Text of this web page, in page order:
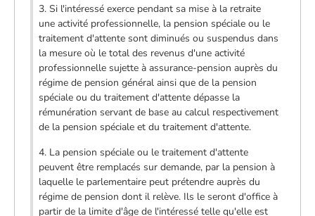
3. Si l'intéressé exerce pendant sa mise à la retraite
une activité professionnelle, la pension spéciale ou le
traitement d'attente sont diminués ou suspendus dans
la mesure où le total des revenus d'une activité
professionnelle sujette à assurance-pension auprès du
régime de pension général ainsi que de la pension
spéciale ou du traitement d'attente dépasse la
rémunération servant de base au calcul respectivement
de la pension spéciale et du traitement d'attente.
4. La pension spéciale ou le traitement d'attente
peuvent être remplacés sur demande, par la pension à
laquelle le parlementaire peut prétendre auprès du
régime de pension dont il relève. Ils le seront d'office à
partir de la limite d'âge de l'intéressé telle qu'elle est